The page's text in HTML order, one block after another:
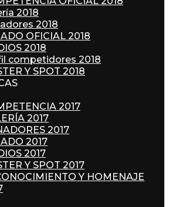
2018
2018
OFICIAL 2018
2018
competidores 2018
Y SPOT 2018
2017
2017
2017
2017
2017
Y SPOT 2017
Y HOMENAJE